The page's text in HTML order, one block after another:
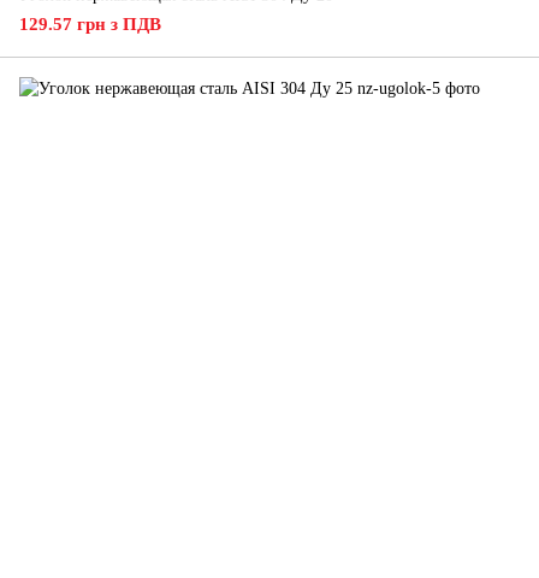
129.57 грн з ПДВ